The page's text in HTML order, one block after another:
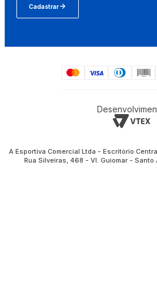
Cadastrar
A Esportiva Comercial Ltda - Escritório
Rua Silveiras, 468 - Vl. Guiomar - Santo